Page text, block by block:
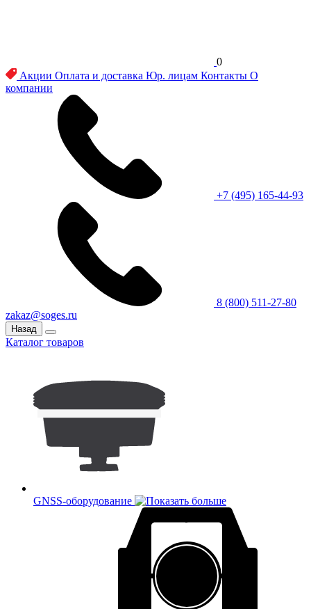
0
Акции Оплата и доставка Юр. лицам Контакты О
компании
+7 (495) 165-44-93
8 (800) 511-27-80
zakaz@soges.ru
Назад
Каталог товаров
GNSS-оборудование